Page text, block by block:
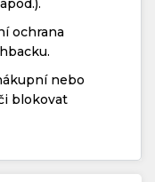
ochrana
nebo
blokovat